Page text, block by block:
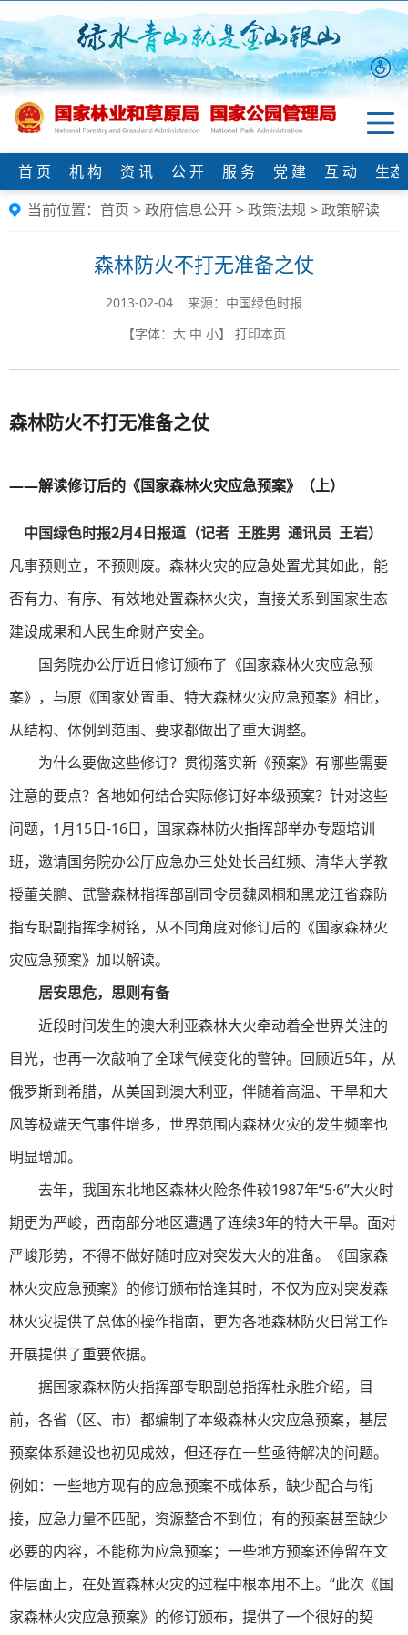
首 页 机 构 资 讯 公 开 服 务 党 建 互 动
生
当前位置： 首页 >政府信息公开>政策法规>政策解读
森林防火不打无准备之仗
2013-02-04 来源：中国绿色时报
【字体： 大 中 小】 打印本页
森林防火不打无准备之仗
——解读修订后的《国家森林火灾应急预案》（上）
中国绿色时报2月4日报道（记者 王胜男 通讯员 王岩）
凡事预则立，不预则废。森林火灾的应急处置尤其如此，能
否有力、有序、有效地处置森林火灾，直接关系到国家生态
建设成果和人民生命财产安全。
国务院办公厅近日修订颁布了《国家森林火灾应急预
案》，与原《国家处置重、特大森林火灾应急预案》相比，
从结构、体例到范围、要求都做出了重大调整。
为什么要做这些修订？贯彻落实新《预案》有哪些需要
注意的要点？各地如何结合实际修订好本级预案？针对这些
问题，1月15日-16日，国家森林防火指挥部举办专题培训
班，邀请国务院办公厅应急办三处处长吕红频、清华大学教
授董关鹏、武警森林指挥部副司令员魏凤桐和黑龙江省森防
指专职副指挥李树铭，从不同角度对修订后的《国家森林火
灾应急预案》加以解读。
居安思危，思则有备
近段时间发生的澳大利亚森林大火牵动着全世界关注的
目光，也再一次敲响了全球气候变化的警钟。回顾近5年，从
俄罗斯到希腊，从美国到澳大利亚，伴随着高温、干旱和大
风等极端天气事件增多，世界范围内森林火灾的发生频率也
明显增加。
去年，我国东北地区森林火险条件较1987年“5·6”大火时
期更为严峻，西南部分地区遭遇了连续3年的特大干旱。面对
严峻形势，不得不做好随时应对突发大火的准备。《国家森
林火灾应急预案》的修订颁布恰逢其时，不仅为应对突发森
林火灾提供了总体的操作指南，更为各地森林防火日常工作
开展提供了重要依据。
据国家森林防火指挥部专职副总指挥杜永胜介绍，目
前，各省（区、市）都编制了本级森林火灾应急预案，基层
预案体系建设也初见成效，但还存在一些亟待解决的问题。
例如：一些地方现有的应急预案不成体系，缺少配合与衔
接，应急力量不匹配，资源整合不到位；有的预案甚至缺少
必要的内容，不能称为应急预案；一些地方预案还停留在文
件层面上，在处置森林火灾的过程中根本用不上。“此次《国
家森林火灾应急预案》的修订颁布，提供了一个很好的契